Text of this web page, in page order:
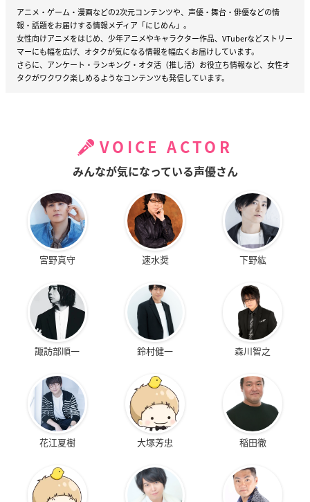
アニメ・ゲーム・漫画などの2次元コンテンツや、声優・舞台・俳優などの情
報・話題をお届けする情報メディア「にじめん」。
女性向けアニメをはじめ、少年アニメやキャラクター作品、VTuberなどストリー
マーにも幅を広げ、オタクが気になる情報を幅広くお届けしています。
さらに、アンケート・ランキング・オタ活（推し活）お役立ち情報など、女性オ
タクがワクワク楽しめるようなコンテンツも発信しています。
VOICE ACTOR
みんなが気になっている声優さん
宮野真守 速水奨 下野紘
諏訪部順一 鈴村健一 森川智之
花江夏樹 大塚芳忠 稲田徹